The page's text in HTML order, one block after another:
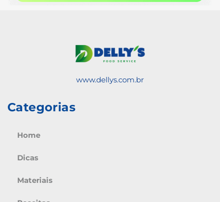
www.dellys.com.br
Categorias
Home
Dicas
Materiais